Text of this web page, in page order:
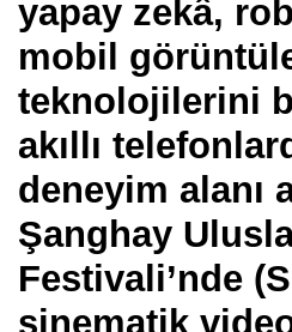
yapay zekâ,
mobil
teknolojilerini
akıllı
deneyim alanı
Şanghay
Festivali’nde
sinematik